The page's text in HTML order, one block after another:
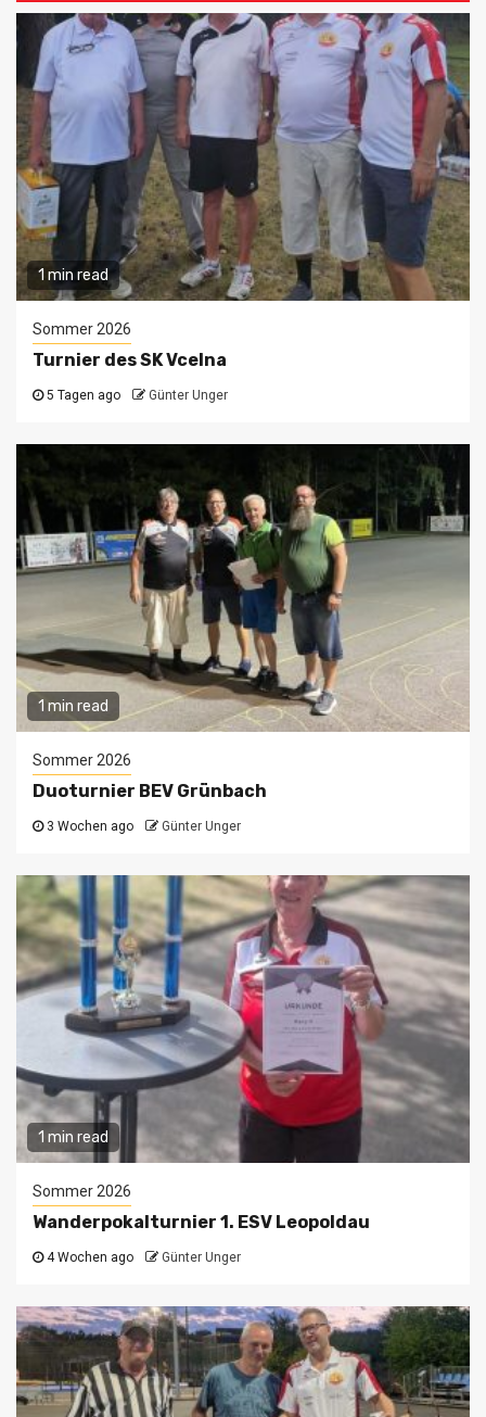
1 min read
Sommer 2026
Turnier des SK Vcelna
5 Tagen ago Günter Unger
1 min read
Sommer 2026
Duoturnier BEV Grünbach
3 Wochen ago Günter Unger
1 min read
Sommer 2026
Wanderpokalturnier 1. ESV Leopoldau
4 Wochen ago Günter Unger